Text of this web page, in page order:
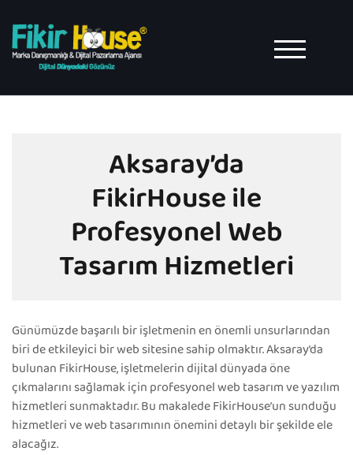
content
TOGGLE
Aksaray’da
FikirHouse ile
Profesyonel Web
Tasarım Hizmetleri
Günümüzde başarılı bir işletmenin en önemli unsurlarından
biri de etkileyici bir web sitesine sahip olmaktır. Aksaray’da
bulunan FikirHouse, işletmelerin dijital dünyada öne
çıkmalarını sağlamak için profesyonel web tasarım ve yazılım
hizmetleri sunmaktadır. Bu makalede FikirHouse’un sunduğu
hizmetleri ve web tasarımının önemini detaylı bir şekilde ele
alacağız.